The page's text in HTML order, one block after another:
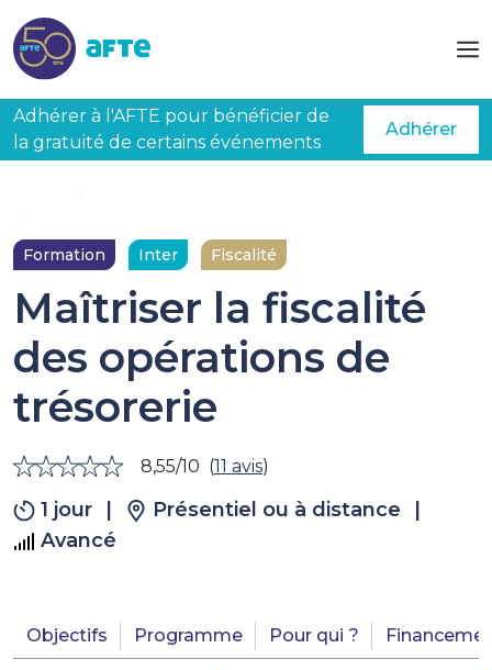
Adhérer à l'AFTE pour bénéficier de
la gratuité de certains événements
Adhérer
Formation
Inter Fiscalité
Maîtriser la fiscalité
des opérations de
trésorerie
8,55/10 (11 avis)
1 jour Présentiel ou à distance
Avancé
Objectifs Programme Pour qui ?